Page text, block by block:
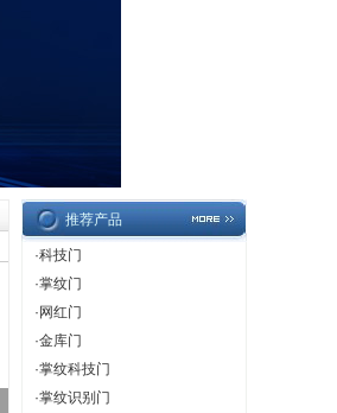
推荐产品
·科技门
·掌纹门
· 网红门
·金库门
·掌纹科技门
·掌纹识别门